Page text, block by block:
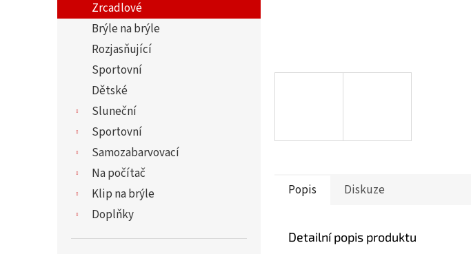
Zrcadlové
Brýle na brýle
Rozjasňující
Sportovní
Dětské
Sluneční
Sportovní
Samozabarvovací
Na počítač
Klip na brýle
Doplňky
Popis Diskuze
Detailní popis produktu